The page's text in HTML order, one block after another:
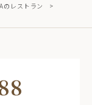
のレストラン